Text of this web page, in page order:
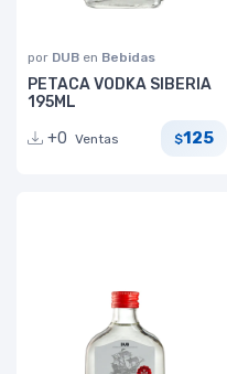
por DUB en Bebidas
PETACA VODKA SIBERIA
195ML
+0 Ventas $125